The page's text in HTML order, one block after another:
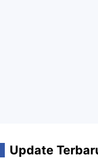
Update